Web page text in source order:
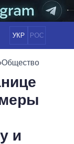
УКР РОС
Общество
и